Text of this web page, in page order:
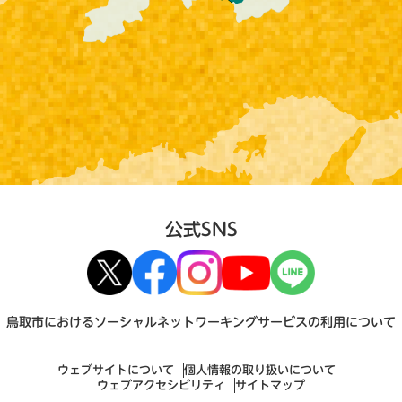
公式SNS
鳥取市におけるソーシャルネットワーキングサービスの利用について
ウェブサイトについて
個人情報の取り扱いについて
ウェブアクセシビリティ
サイトマップ